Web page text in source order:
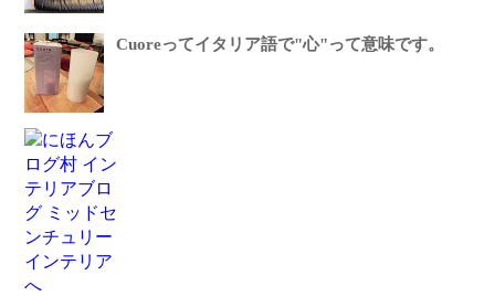
Cuoreってイタリア語で"心"って意味です。